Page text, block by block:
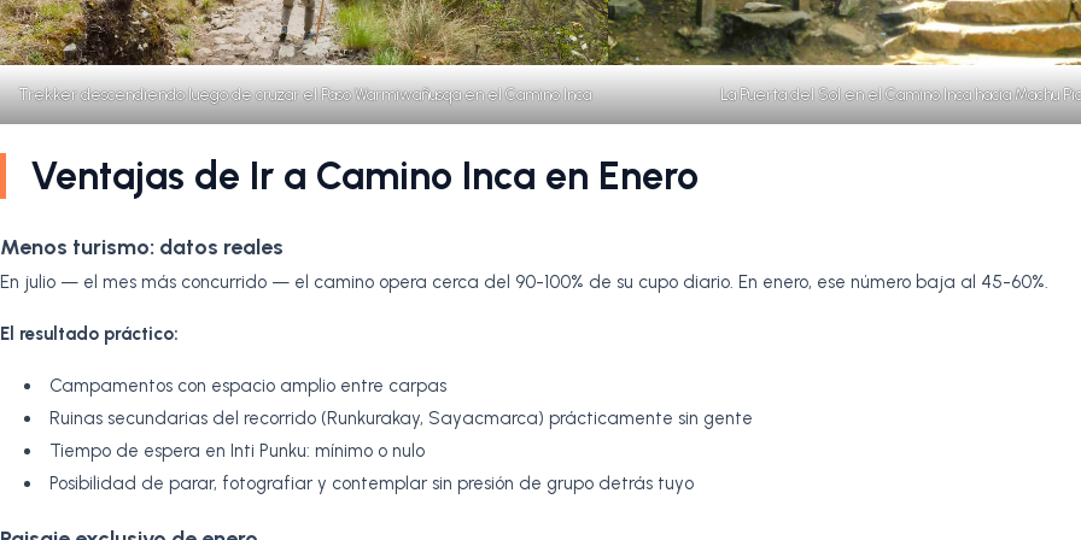
Trekker descendiendo luego de cruzar el Paso Warmiwañusqa en el Camino Inca La Puerta del Sol en el Camino Inca hacia Machu
Ventajas de Ir a Camino Inca en Enero
Menos turismo: datos reales
En julio — el mes más concurrido — el camino opera cerca del 90-100% de su cupo diario. En enero, ese número baja al 45-60%.
El resultado práctico:
Campamentos con espacio amplio entre carpas
Ruinas secundarias del recorrido (Runkurakay, Sayacmarca) prácticamente sin gente
Tiempo de espera en Inti Punku: mínimo o nulo
Posibilidad de parar, fotografiar y contemplar sin presión de grupo detrás tuyo